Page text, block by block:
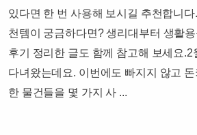
있다면 한 번 사용해 보시길 추천합니
천템이 궁금하다면? 생리대부터 생활
후기 정리한 글도 함께 참고해 보세요.2
다녀왔는데요. 이번에도 빠지지 않고
한 물건들을 몇 가지 사 ...​